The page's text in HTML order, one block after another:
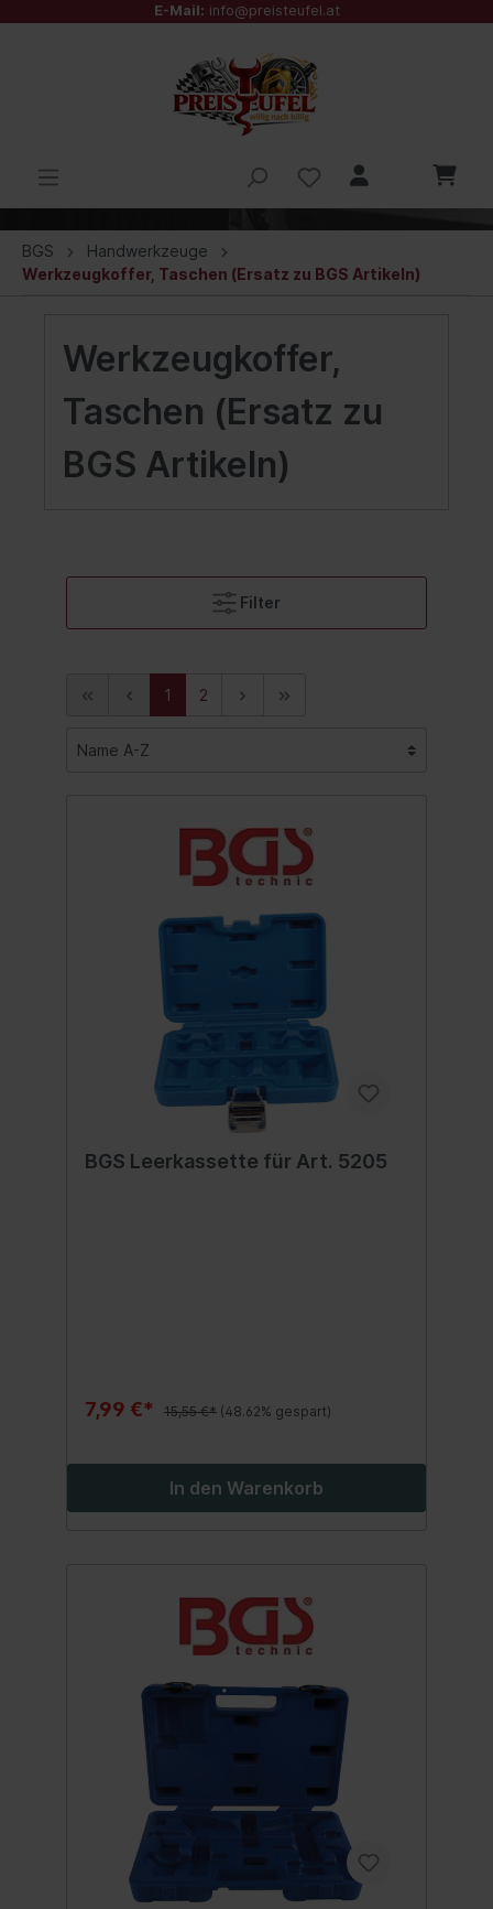
E-Mail: info@preisteufel.at
BGS
Handwerkzeuge
Werkzeugkoffer, Taschen (Ersatz zu BGS Artikeln)
Werkzeugkoffer,
Taschen (Ersatz zu
BGS Artikeln)
Filter
1 2
BGS Leerkassette für Art. 5205
7,99 €* 15,55 €* (48.62% gespart)
In den Warenkorb